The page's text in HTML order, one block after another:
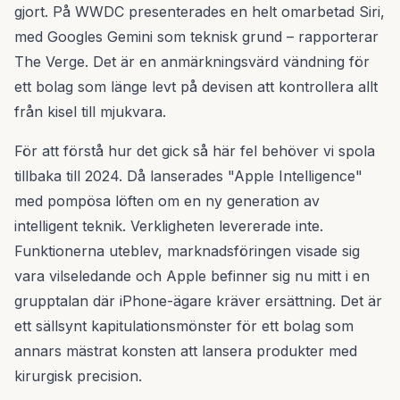
gjort. På WWDC presenterades en helt omarbetad Siri,
med Googles Gemini som teknisk grund – rapporterar
The Verge. Det är en anmärkningsvärd vändning för
ett bolag som länge levt på devisen att kontrollera allt
från kisel till mjukvara.
För att förstå hur det gick så här fel behöver vi spola
tillbaka till 2024. Då lanserades "Apple Intelligence"
med pompösa löften om en ny generation av
intelligent teknik. Verkligheten levererade inte.
Funktionerna uteblev, marknadsföringen visade sig
vara vilseledande och Apple befinner sig nu mitt i en
grupptalan där iPhone-ägare kräver ersättning. Det är
ett sällsynt kapitulationsmönster för ett bolag som
annars mästrat konsten att lansera produkter med
kirurgisk precision.